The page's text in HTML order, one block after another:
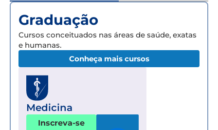
Graduação
Cursos conceituados nas áreas de saúde, exatas
e humanas.
Conheça mais cursos
Medicina
Inscreva-se